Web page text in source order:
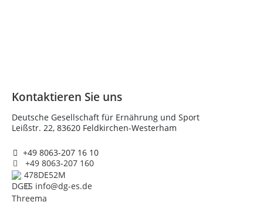
Kontaktieren Sie uns
Deutsche Gesellschaft für Ernährung und Sport
Leißstr. 22, 83620 Feldkirchen-Westerham
+49 8063-207 16 10
+49 8063-207 160
478DE52M
info@dg-es.de